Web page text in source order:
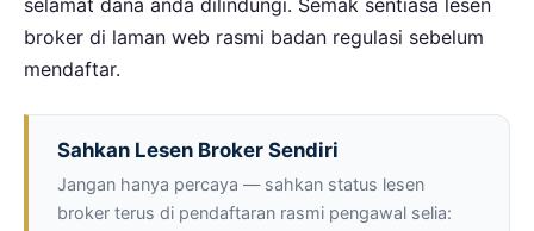
broker di laman web rasmi badan regulasi sebelum
mendaftar.
Sahkan Lesen Broker Sendiri
Jangan hanya percaya — sahkan status lesen
broker terus di pendaftaran rasmi pengawal selia: